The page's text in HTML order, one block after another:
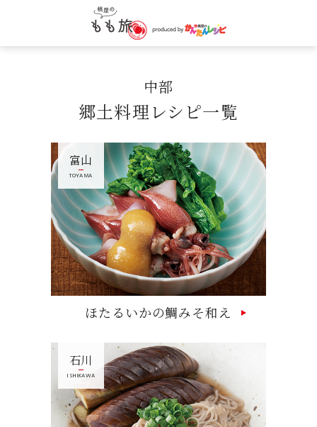
中部
郷土料理レシピ一覧
富山
TOYAMA
ほたるいかの鯛みそ和え
石川
ISHIKAWA